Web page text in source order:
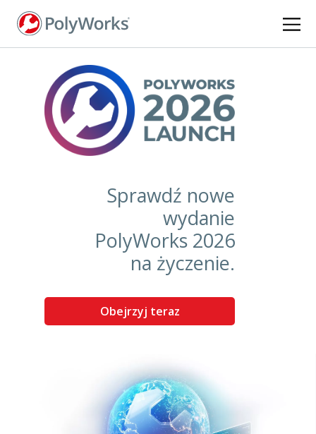
Przejdź
Sprawdź nowe
wydanie
PolyWorks 2026
na życzenie.
Obejrzyj teraz